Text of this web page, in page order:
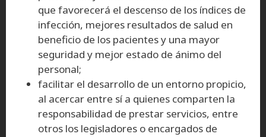
que favorecerá el descenso de los índices de
infección, mejores resultados de salud en
beneficio de los pacientes y una mayor
seguridad y mejor estado de ánimo del
personal;
facilitar el desarrollo de un entorno propicio,
al acercar entre sí a quienes comparten la
responsabilidad de prestar servicios, entre
otros los legisladores o encargados de